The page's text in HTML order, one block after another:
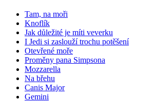
Tam, na moři
Knoflík
Jak důležité je míti veverku
I Jedi si zaslouží trochu potěšení
Otevřené moře
Proměny pana Simpsona
Mozzarella
Na břehu
Canis Major
Gemini